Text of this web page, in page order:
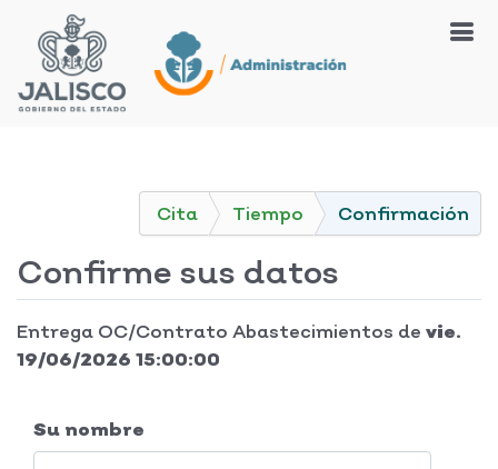
Cita Tiempo Confirmación
Confirme sus datos
Entrega OC/Contrato Abastecimientos de vie.
19/06/2026 15:00:00
Su nombre